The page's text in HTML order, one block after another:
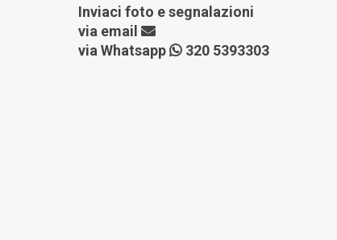
Inviaci foto e segnalazioni
via email
via Whatsapp
320 5393303